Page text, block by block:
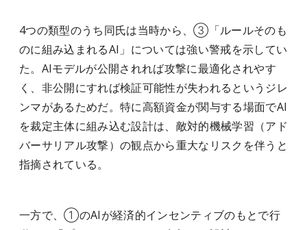
4つの類型のうち同氏は当時から、③「ルールそのも
のに組み込まれるAI」については強い警戒を示してい
た。AIモデルが公開されれば攻撃に最適化されやす
く、非公開にすれば検証可能性が失われるというジレ
ンマがあるためだ。特に高額資金が関与する場面でAI
を裁定主体に組み込む設計は、敵対的機械学習（アド
バーサリアル攻撃）の観点から重大なリスクを伴うと
指摘されている。
一方で、①のAIが経済的インセンティブのもとで行